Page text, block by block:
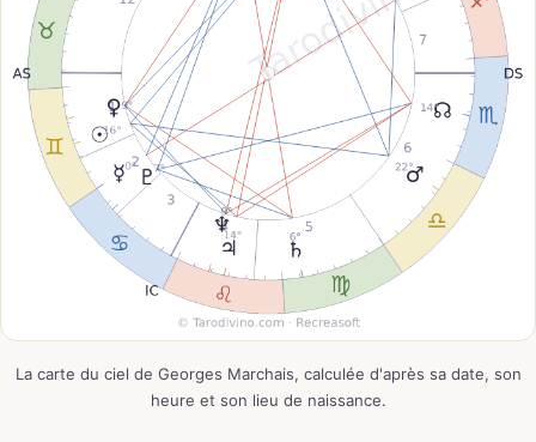
La carte du ciel de Georges Marchais, calculée d'après sa date, son
heure et son lieu de naissance.